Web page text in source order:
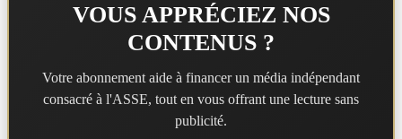
VOUS APPRÉCIEZ NOS
CONTENUS ?
Votre abonnement aide à financer un média indépendant
consacré à l'ASSE, tout en vous offrant une lecture sans
publicité.